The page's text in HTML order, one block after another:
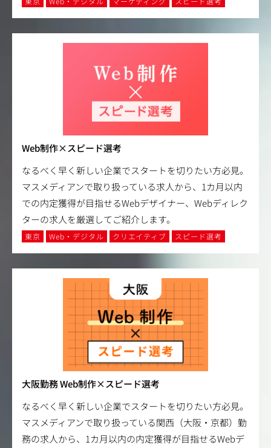
Web制作×スピード選考
なるべく早く新しい企業でスタートを切りたい方必見。
マスメディアンで取り扱っている求人から、1カ月以内
での内定獲得が目指せるWebデザイナー、Webディレク
ターの求人を厳選してご紹介します。
東京 Web・デジタル クリエイティブ スピード選考
大阪勤務 Web制作×スピード選考
なるべく早く新しい企業でスタートを切りたい方必見。
マスメディアンで取り扱っている関西（大阪・京都）勤
務の求人から、1カ月以内の内定獲得が目指せるWebデ